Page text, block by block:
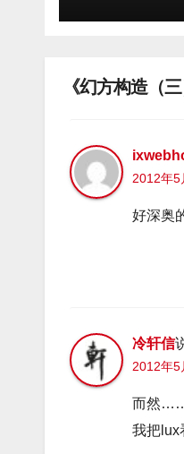
《幻方构造（
2012年5
好深奥
冷轩信
2012年5
而然
我把lux